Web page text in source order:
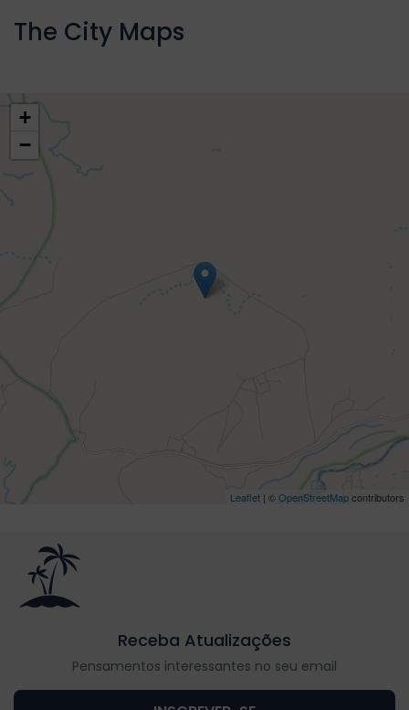
The City Maps
+
−
Leaflet | ©OpenStreetMapcontributors
Receba Atualizações
Pensamentos interessantes no seu email